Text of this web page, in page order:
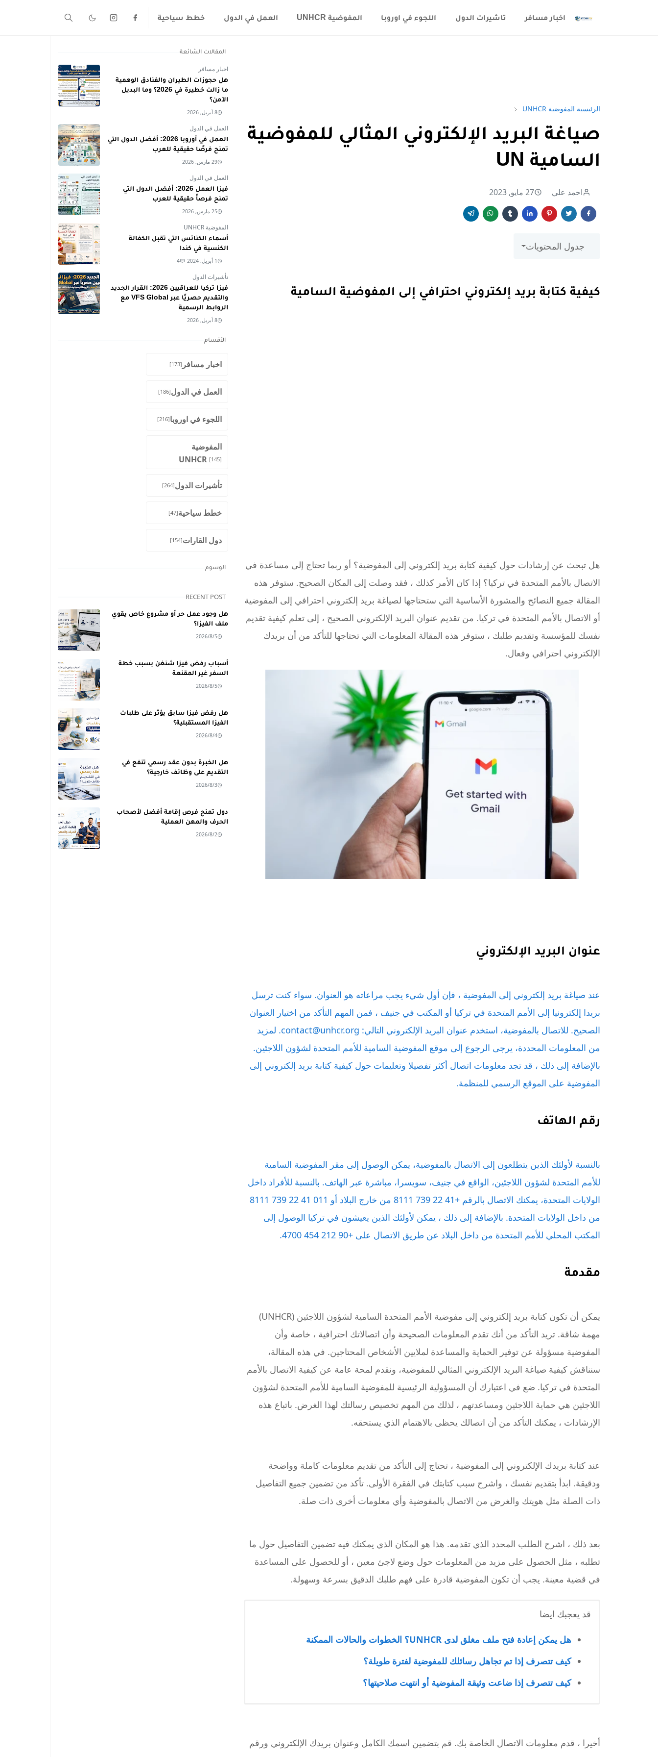
اخبار مسافر تاشيرات الدول اللجوء في اوروبا المفوضية UNHCR العمل في الدول خطط سياحية
الرئيسية المفوضية UNHCR
صياغة البريد الإلكتروني المثالي للمفوضية
السامية UN
احمد علي 27 مايو, 2023
جدول المحتويات
كيفية كتابة بريد إلكتروني احترافي إلى المفوضية السامية
هل تبحث عن إرشادات حول كيفية كتابة بريد إلكتروني إلى المفوضية؟ أو ربما تحتاج إلى مساعدة في
الاتصال بالأمم المتحدة في تركيا؟ إذا كان الأمر كذلك ، فقد وصلت إلى المكان الصحيح. ستوفر هذه
المقالة جميع النصائح والمشورة الأساسية التي ستحتاجها لصياغة بريد إلكتروني احترافي إلى المفوضية
أو الاتصال بالأمم المتحدة في تركيا. من تقديم عنوان البريد الإلكتروني الصحيح ، إلى تعلم كيفية تقديم
نفسك للمؤسسة وتقديم طلبك ، ستوفر هذه المقالة المعلومات التي تحتاجها للتأكد من أن بريدك
الإلكتروني احترافي وفعال.
عنوان البريد الإلكتروني
عند صياغة بريد إلكتروني إلى المفوضية ، فإن أول شيء يجب مراعاته هو العنوان. سواء كنت ترسل
بريدا إلكترونيا إلى الأمم المتحدة في تركيا أو المكتب في جنيف ، فمن المهم التأكد من اختيار العنوان
الصحيح. للاتصال بالمفوضية، استخدم عنوان البريد الإلكتروني التالي: contact@unhcr.org. لمزيد
من المعلومات المحددة، يرجى الرجوع إلى موقع المفوضية السامية للأمم المتحدة لشؤون اللاجئين.
بالإضافة إلى ذلك ، قد تجد معلومات اتصال أكثر تفصيلا وتعليمات حول كيفية كتابة بريد إلكتروني إلى
المفوضية على الموقع الرسمي للمنظمة.
رقم الهاتف
بالنسبة لأولئك الذين يتطلعون إلى الاتصال بالمفوضية، يمكن الوصول إلى مقر المفوضية السامية
للأمم المتحدة لشؤون اللاجئين، الواقع في جنيف، سويسرا، مباشرة عبر الهاتف. بالنسبة للأفراد داخل
الولايات المتحدة، يمكنك الاتصال بالرقم +41 22 739 8111 من خارج البلاد أو 011 41 22 739 8111
من داخل الولايات المتحدة. بالإضافة إلى ذلك ، يمكن لأولئك الذين يعيشون في تركيا الوصول إلى
المكتب المحلي للأمم المتحدة من داخل البلاد عن طريق الاتصال على +90 212 454 4700.
مقدمة
يمكن أن تكون كتابة بريد إلكتروني إلى مفوضية الأمم المتحدة السامية لشؤون اللاجئين (UNHCR)
مهمة شاقة. تريد التأكد من أنك تقدم المعلومات الصحيحة وأن اتصالاتك احترافية ، خاصة وأن
المفوضية مسؤولة عن توفير الحماية والمساعدة لملايين الأشخاص المحتاجين. في هذه المقالة،
سنناقش كيفية صياغة البريد الإلكتروني المثالي للمفوضية، ونقدم لمحة عامة عن كيفية الاتصال بالأمم
المتحدة في تركيا. ضع في اعتبارك أن المسؤولية الرئيسية للمفوضية السامية للأمم المتحدة لشؤون
اللاجئين هي حماية اللاجئين ومساعدتهم ، لذلك من المهم تخصيص رسالتك لهذا الغرض. باتباع هذه
الإرشادات ، يمكنك التأكد من أن اتصالك يحظى بالاهتمام الذي يستحقه.
عند كتابة بريدك الإلكتروني إلى المفوضية ، تحتاج إلى التأكد من تقديم معلومات كاملة وواضحة
ودقيقة. ابدأ بتقديم نفسك ، واشرح سبب كتابتك في الفقرة الأولى. تأكد من تضمين جميع التفاصيل
ذات الصلة مثل هويتك والغرض من الاتصال بالمفوضية وأي معلومات أخرى ذات صلة.
بعد ذلك ، اشرح الطلب المحدد الذي تقدمه. هذا هو المكان الذي يمكنك فيه تضمين التفاصيل حول ما
تطلبه ، مثل الحصول على مزيد من المعلومات حول وضع لاجئ معين ، أو للحصول على المساعدة
في قضية معينة. يجب أن تكون المفوضية قادرة على فهم طلبك الدقيق بسرعة وسهولة.
قد يعجبك ايضا
هل يمكن إعادة فتح ملف مغلق لدى UNHCR؟ الخطوات والحالات الممكنة
كيف تتصرف إذا تم تجاهل رسائلك للمفوضية لفترة طويلة؟
كيف تتصرف إذا ضاعت وثيقة المفوضية أو انتهت صلاحيتها؟
أخيرا ، قدم معلومات الاتصال الخاصة بك. قم بتضمين اسمك الكامل وعنوان بريدك الإلكتروني ورقم
المقالات الشائعة
اخبار مسافر
هل حجوزات الطيران والفنادق الوهمية
ما زالت خطيرة في 2026؟ وما البديل
الآمن؟
8 أبريل, 2026
العمل في الدول
العمل في أوروبا 2026: أفضل الدول التي
تمنح فرصًا حقيقية للعرب
29 مارس, 2026
العمل في الدول
فيزا العمل 2026: أفضل الدول التي
تمنح فرصاً حقيقية للعرب
25 مارس, 2026
المفوضية UNHCR
أسماء الكنائس التي تقبل الكفالة
الكنسية في كندا
1 أبريل, 2024 4
تأشيرات الدول
فيزا تركيا للعراقيين 2026: القرار الجديد
والتقديم حصريًا عبر VFS Global مع
الروابط الرسمية
8 أبريل, 2026
الأقسام
اخبار مسافر [173]
العمل في الدول[186]
اللجوء في اوروبا[216]
المفوضية
UNHCR [145]
تأشيرات الدول[264]
خطط سياحية[47]
دول القارات[154]
الوسوم
RECENT POST
هل وجود عمل حر أو مشروع خاص يقوي
ملف الفيزا؟
2026/8/5
أسباب رفض فيزا شنغن بسبب خطة
السفر غير المقنعة
2026/8/5
هل رفض فيزا سابق يؤثر على طلبات
الفيزا المستقبلية؟
2026/8/4
هل الخبرة بدون عقد رسمي تنفع في
التقديم على وظائف خارجية؟
2026/8/3
دول تمنح فرص إقامة أفضل لأصحاب
الحرف والمهن العملية
2026/8/2